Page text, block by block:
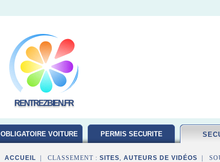
RENTREZBIEN.FR
OBLIGATOIRE VOITURE PERMIS SECURITE
ACCUEIL | CLASSEMENT : SITES, AUTEURS DE VIDÉOS |